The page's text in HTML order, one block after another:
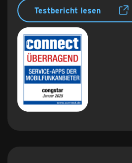
Testbericht lesen